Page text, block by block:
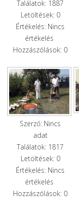
Találatok: 1887
Letöltések: 0
Értékelés: Nincs
értékelés
Hozzászólások: 0
Szerző: Nincs
adat
Találatok: 1817
Letöltések: 0
Értékelés: Nincs
értékelés
Hozzászólások: 0